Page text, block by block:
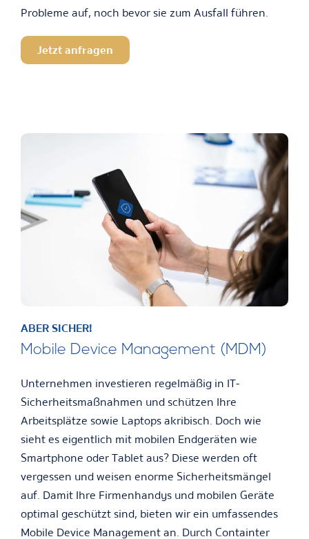
Probleme auf, noch bevor sie zum Ausfall führen.
Jetzt anfragen
ABER SICHER!
Mobile Device Management (MDM)
Unternehmen investieren regelmäßig in IT-
Sicherheitsmaßnahmen und schützen Ihre
Arbeitsplätze sowie Laptops akribisch. Doch wie
sieht es eigentlich mit mobilen Endgeräten wie
Smartphone oder Tablet aus? Diese werden oft
vergessen und weisen enorme Sicherheitsmängel
auf. Damit Ihre Firmenhandys und mobilen Geräte
optimal geschützt sind, bieten wir ein umfassendes
Mobile Device Management an. Durch Containter